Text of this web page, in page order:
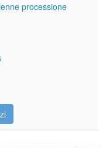
processione